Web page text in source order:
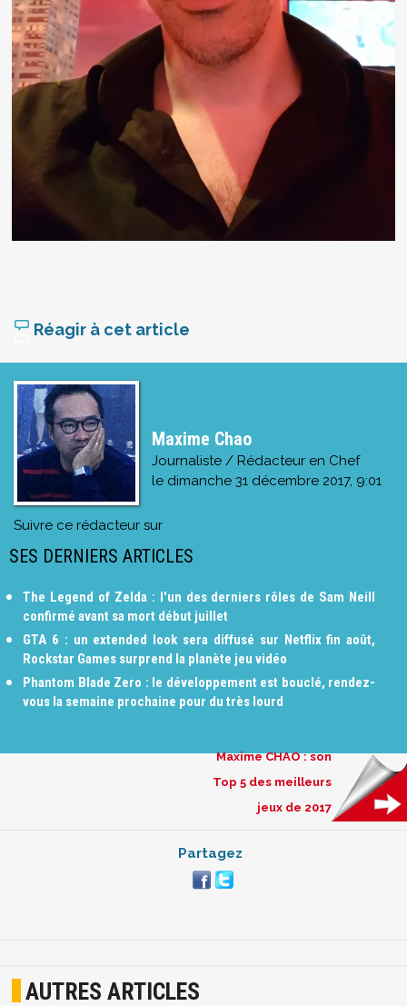
Réagir à cet article
Maxime Chao
Journaliste / Rédacteur en Chef
le dimanche 31 décembre 2017, 9:01
Suivre ce rédacteur sur
SES DERNIERS ARTICLES
The Legend of Zelda : l'un des derniers rôles de Sam Neill
confirmé avant sa mort début juillet
GTA 6 : un extended look sera diffusé sur Netflix fin août,
Rockstar Games surprend la planète jeu vidéo
Phantom Blade Zero : le développement est bouclé, rendez-
vous la semaine prochaine pour du très lourd
Maxime CHAO : son
Top 5 des meilleurs
jeux de 2017
Partagez
AUTRES ARTICLES